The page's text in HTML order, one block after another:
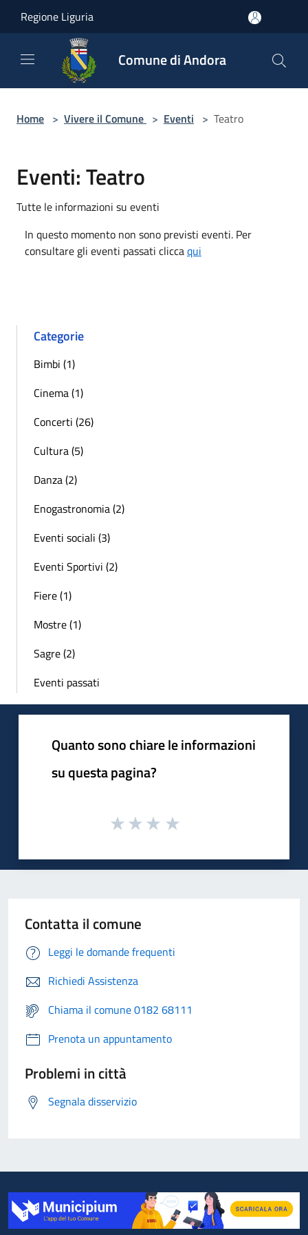
Regione Liguria
Comune di Andora
Home > Vivere il Comune > Eventi > Teatro
Eventi: Teatro
Tutte le informazioni su eventi
In questo momento non sono previsti eventi. Per
consultare gli eventi passati cliccaqui
Categorie
Bimbi (1)
Cinema (1)
Concerti (26)
Cultura (5)
Danza (2)
Enogastronomia (2)
Eventi sociali (3)
Eventi Sportivi (2)
Fiere (1)
Mostre (1)
Sagre (2)
Eventi passati
Quanto sono chiare le informazioni
su questa pagina?
Contatta il comune
Leggi le domande frequenti
Richiedi Assistenza
Chiama il comune 0182 68111
Prenota un appuntamento
Problemi in città
Segnala disservizio